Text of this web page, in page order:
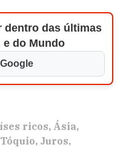
dentro das últimas
do Mundo
ricos Ásia
Tóquio Juros